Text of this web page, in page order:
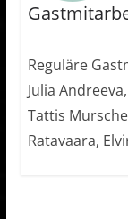
Reguläre
Julia
Tattis
Ratavaara,